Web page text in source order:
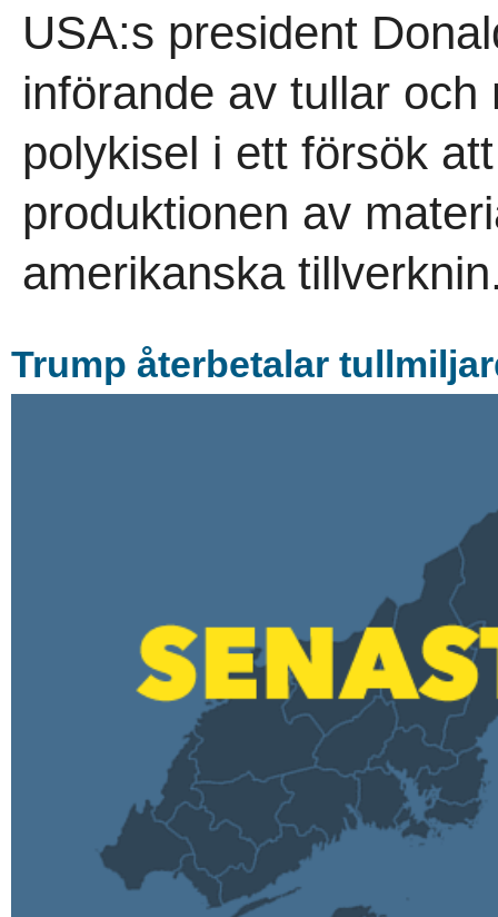
USA:s president
införande av tullar
polykisel i ett försök
produktionen av
amerikanska
Trump återbetalar